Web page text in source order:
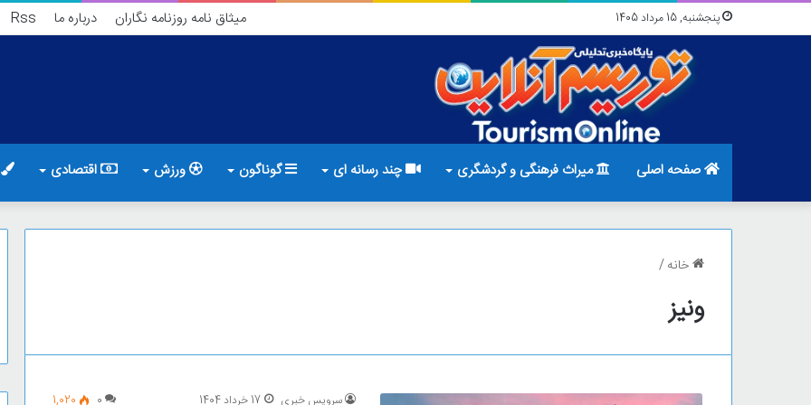
پنجشنبه, 15 مرداد 1405 میثاق نامه روزنامه نگاران درباره ما Rss
صفحه اصلی میراث فرهنگی و گردشگری چند رسانه ای گوناگون ورزش اقتصادی
خانه/
ونیز
سرویس خبری 17 خرداد 1404 0
1,020